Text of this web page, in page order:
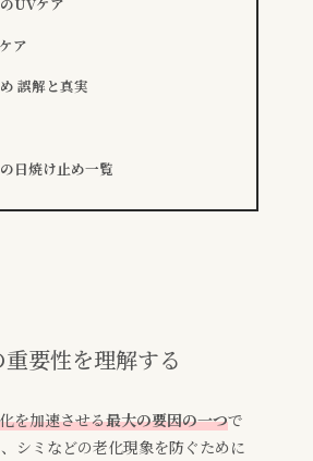
ア
誤解と真実
日焼け止め一覧
要性を理解する
を加速させる最大の要因の一つで
シミなどの老化現象を防ぐために